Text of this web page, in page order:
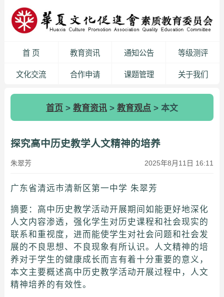
首 页 教育资讯 通知公告 等级测评
文化交流 合作申请 课题管理 关于我们
首页 > 教育资讯> 教育观点 > 本文
探究高中历史教学人文精神的培养
朱翠芳 2025年8月11日 16:11
广东省清远市清新区第一中学 朱翠芳
摘要：高中历史教学活动开展期间如能更好地深化
人文内容渗透，强化学生对历史课程和社会现实的
联系和重视度，进而能使学生对社会问题和社会发
展的不良思想、不良现象有所认识。人文精神的培
养对于学生的健康成长而言有着十分重要的意义，
本文主要概述高中历史教学活动开展过程中，人文
精神培养的有效性。